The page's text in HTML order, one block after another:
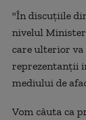
"În discuțiile
nivelul
care ulterior
reprezentanții
mediului de
Vom căuta ca